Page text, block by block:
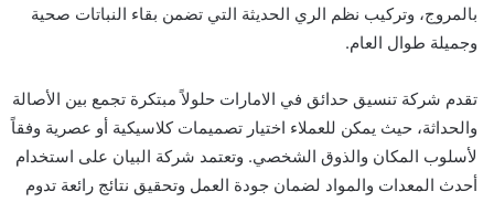
بالمروج، وتركيب نظم الري الحديثة التي تضمن بقاء النباتات صحية
وجميلة طوال العام.
تقدم شركة تنسيق حدائق في الامارات حلولاً مبتكرة تجمع بين الأصالة
والحداثة، حيث يمكن للعملاء اختيار تصميمات كلاسيكية أو عصرية وفقاً
لأسلوب المكان والذوق الشخصي. وتعتمد شركة البيان على استخدام
أحدث المعدات والمواد لضمان جودة العمل وتحقيق نتائج رائعة تدوم